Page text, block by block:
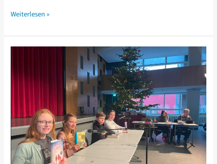
Die
Weiterlesen »